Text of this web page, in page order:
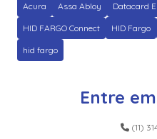
Acura Assa Abloy Datacard
HID FARGO Connect HID Fargo
hid fargo
Entre
(11)